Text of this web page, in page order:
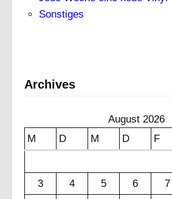
Sonstiges
Archives
August 2026
M
D M D F
3
4 5 6 7